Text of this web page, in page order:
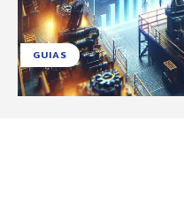
GUIAS